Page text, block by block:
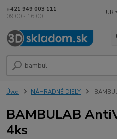
EUR
+421 949 003 111
09:00 - 16:00
Úvod NÁHRADNÉ DIELY
BAMBULAB
4ks